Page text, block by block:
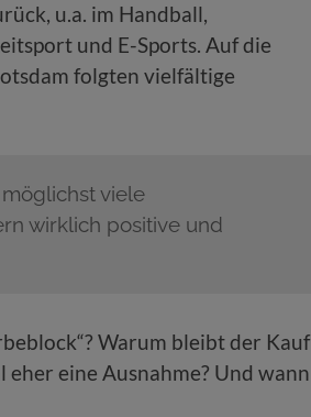
u.a. im Handball,
und E-Sports. Auf die
folgten vielfältige
viele
wirklich positive und
Warum bleibt der Kauf
eine Ausnahme? Und wann